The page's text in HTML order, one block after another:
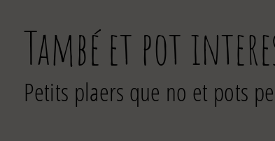
També et pot
Petits plaers que no et pots